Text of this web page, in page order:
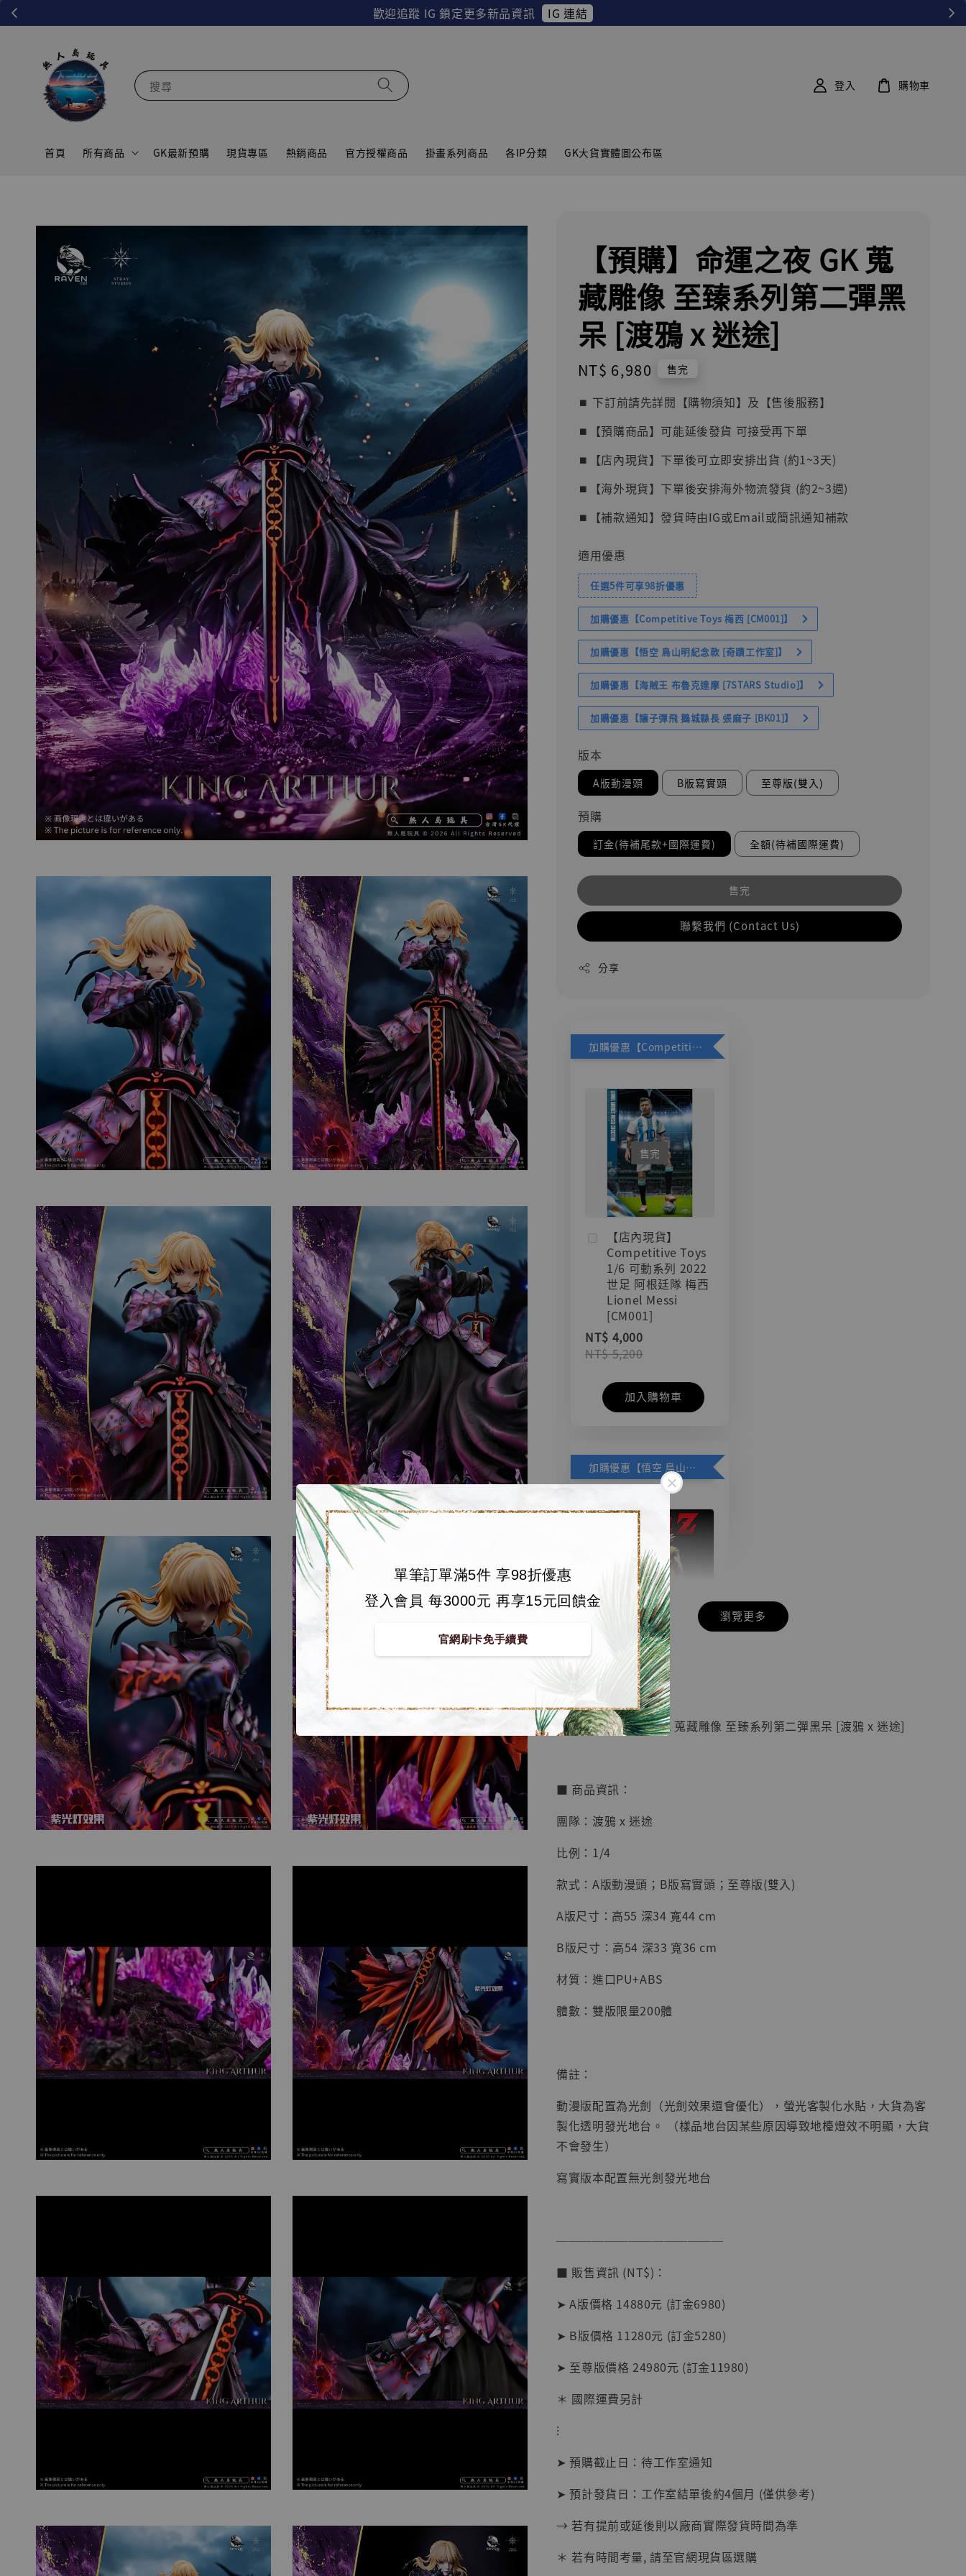
歡迎追蹤 IG 鎖定更多新品資訊 IG 連結
單筆訂單滿5件 享98折優惠
登入會員 每3000元 再享15元回饋金
官網刷卡免手續費
搜尋
首頁 所有商品 GK最新預購 現貨專區 熱銷商品 官方授權商品 掛畫系列商品 各IP分類 GK大貨實體圖公布區
登入 購物車
【預購】命運之夜 GK 蒐
藏雕像 至臻系列第二彈黑
呆 [渡鴉 x 迷途]
Regular
price
NT$ 6,980 售完
⏹︎ 下訂前請先詳閱【購物須知】及【售後服務】
⏹︎【預購商品】可能延後發貨 可接受再下單
⏹︎【店內現貨】下單後可立即安排出貨 (約1~3天)
⏹︎【海外現貨】下單後安排海外物流發貨 (約2~3週)
⏹︎【補款通知】發貨時由IG或Email或簡訊通知補款
適用優惠
任選5件可享98折優惠
加購優惠【Competitive Toys 梅西 [CM001]】
加購優惠【悟空 鳥山明紀念款 [奇蹟工作室]】
加購優惠【海賊王 布魯克達摩 [7STARS Studio]】
加購優惠【讓子彈飛 鵝城縣長 張麻子 [BK01]】
版本
A版動漫頭 B版寫實頭 至尊版(雙入)
預購
訂金(待補尾款+國際運費) 全額(待補國際運費)
售完
聯繫我們 (Contact Us)
分享
加購優惠【Competitive Toys 梅西 [CM001]】
售完
【店內現貨】
Competitive Toys
1/6 可動系列 2022
世足 阿根廷隊 梅西
Lionel Messi
[CM001]
NT$ 4,000
NT$ 5,200
加入購物車
加購優惠【悟空 鳥山明紀念款 [奇蹟工作室]】
【店內現貨】七龍珠
系列蒐藏雕像 悟空
鳥山明紀念款 [奇蹟
工作室]
NT$ 4,280
- +
加入購物車
Studio]
NT$ 1,500
NT$ 1,870
- +
加入購物車
BJSTUDIO 1/6系列
彈飛 鵝城縣長 張麻
NT$ 5,300
- +
瀏覽更多
🏝【無人島玩具】
【預購】命運之夜 GK 蒐藏雕像 至臻系列第二彈黑呆 [渡鴉 x 迷途]
■ 商品資訊：
團隊：渡鴉 x 迷途
比例：1/4
款式：A版動漫頭；B版寫實頭；至尊版(雙入)
A版尺寸：高55 深34 寬44 cm
B版尺寸：高54 深33 寬36 cm
材質：進口PU+ABS
體數：雙版限量200體
備註：
動漫版配置為光劍（光劍效果還會優化），螢光客製化水貼，大貨為客
製化透明發光地台。 （樣品地台因某些原因導致地檯燈效不明顯，大貨
不會發生）
寫實版本配置無光劍發光地台
──────────────
■ 販售資訊 (NT$)：
➤ A版價格 14880元 (訂金6980)
➤ B版價格 11280元 (訂金5280)
➤ 至尊版價格 24980元 (訂金11980)
＊ 國際運費另計
⁝
➤ 預購截止日：待工作室通知
➤ 預計發貨日：工作室結單後約4個月 (僅供參考)
→ 若有提前或延後則以廠商實際發貨時間為準
＊ 若有時間考量, 請至官網現貨區選購